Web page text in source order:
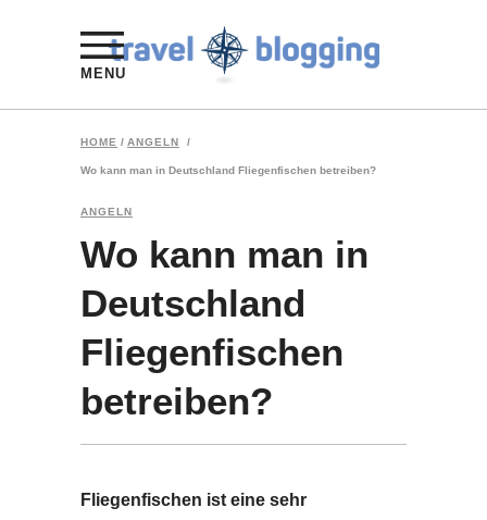
MENU
HOME / ANGELN /
Wo kann man in Deutschland Fliegenfischen betreiben?
ANGELN
Wo kann man in
Deutschland
Fliegenfischen
betreiben?
Fliegenfischen ist eine sehr